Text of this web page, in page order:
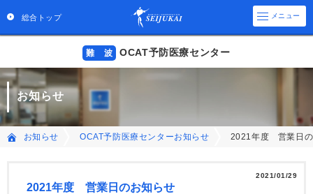
総合トップ メニュー
難 波 OCAT予防医療センター
お知らせ
お知らせ OCAT予防医療センターお知らせ 2021年度 営業日の
2021/01/29
2021年度 営業日のお知らせ